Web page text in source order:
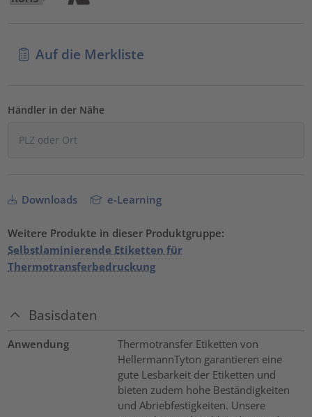
Auf die Merkliste
Händler in der Nähe
Downloads e-Learning
Weitere Produkte in dieser Produktgruppe:
Selbstlaminierende Etiketten für
Thermotransferbedruckung
Basisdaten
Anwendung
Thermotransfer Etiketten von
HellermannTyton garantieren eine
gute Lesbarkeit der Etiketten und
bieten zudem hohe Beständigkeiten
und Abriebfestigkeiten. Unsere